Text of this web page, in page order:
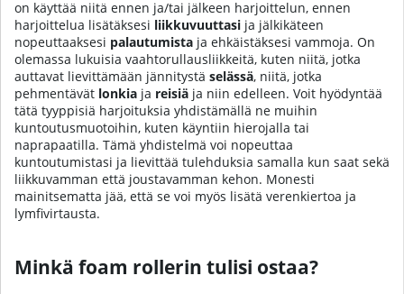
on käyttää niitä ennen ja/tai jälkeen harjoittelun, ennen
harjoittelua lisätäksesi liikkuvuuttasi ja jälkikäteen
nopeuttaaksesi palautumista ja ehkäistäksesi vammoja. On
olemassa lukuisia vaahtorullausliikkeitä, kuten niitä, jotka
auttavat lievittämään jännitystä selässä, niitä, jotka
pehmentävät lonkia ja reisiä ja niin edelleen. Voit hyödyntää
tätä tyyppisiä harjoituksia yhdistämällä ne muihin
kuntoutusmuotoihin, kuten käyntiin hierojalla tai
naprapaatilla. Tämä yhdistelmä voi nopeuttaa
kuntoutumistasi ja lievittää tulehduksia samalla kun saat sekä
liikkuvamman että joustavamman kehon. Monesti
mainitsematta jää, että se voi myös lisätä verenkiertoa ja
lymfivirtausta.
Minkä foam rollerin tulisi ostaa?